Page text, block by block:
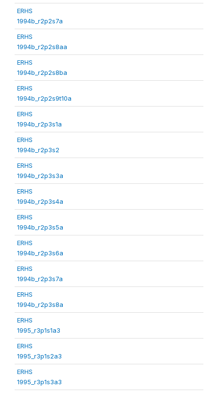
ERHS
1994b_r2p2s7a
ERHS
1994b_r2p2s8aa
ERHS
1994b_r2p2s8ba
ERHS
1994b_r2p2s9t10a
ERHS
1994b_r2p3s1a
ERHS
1994b_r2p3s2
ERHS
1994b_r2p3s3a
ERHS
1994b_r2p3s4a
ERHS
1994b_r2p3s5a
ERHS
1994b_r2p3s6a
ERHS
1994b_r2p3s7a
ERHS
1994b_r2p3s8a
ERHS
1995_r3p1s1a3
ERHS
1995_r3p1s2a3
ERHS
1995_r3p1s3a3